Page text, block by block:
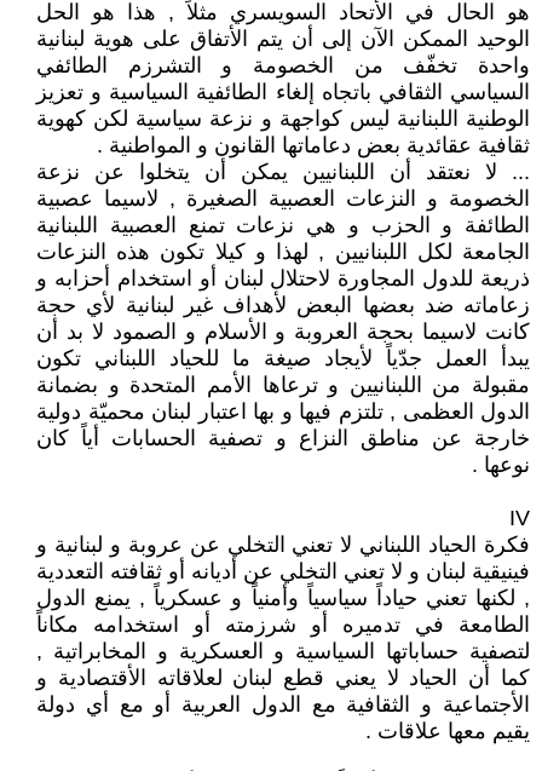
هو الحال في الأتحاد السويسري مثلاً , هذا هو الحل
الوحيد الممكن الآن إلى أن يتم الأتفاق على هوية لبنانية
واحدة تخفّف من الخصومة و التشرزم الطائفي
السياسي الثقافي باتجاه إلغاء الطائفية السياسية و تعزيز
الوطنية اللبنانية ليس كواجهة و نزعة سياسية لكن كهوية
ثقافية عقائدية بعض دعاماتها القانون و المواطنية .
... لا نعتقد أن اللبنانيين يمكن أن يتخلوا عن نزعة
الخصومة و النزعات العصبية الصغيرة , لاسيما عصبية
الطائفة و الحزب و هي نزعات تمنع العصبية اللبنانية
الجامعة لكل اللبنانيين , لهذا و كيلا تكون هذه النزعات
ذريعة للدول المجاورة لاحتلال لبنان أو استخدام أحزابه و
زعاماته ضد بعضها البعض لأهداف غير لبنانية لأي حجة
كانت لاسيما بحجة العروبة و الأسلام و الصمود لا بد أن
يبدأ العمل جدّياً لأيجاد صيغة ما للحياد اللبناني تكون
مقبولة من اللبنانيين و ترعاها الأمم المتحدة و بضمانة
الدول العظمى , تلتزم فيها و بها اعتبار لبنان محميّة دولية
خارجة عن مناطق النزاع و تصفية الحسابات أياً كان
نوعها .
IV
فكرة الحياد اللبناني لا تعني التخلي عن عروبة و لبنانية و
فينيقية لبنان و لا تعني التخلي عن أديانه أو ثقافته التعددية
, لكنها تعني حياداً سياسياً وأمنياً و عسكرياً , يمنع الدول
الطامعة في تدميره أو شرزمته أو استخدامه مكاناً
لتصفية حساباتها السياسية و العسكرية و المخابراتية ,
كما أن الحياد لا يعني قطع لبنان لعلاقاته الأقتصادية و
الأجتماعية و الثقافية مع الدول العربية أو مع أي دولة
يقيم معها علاقات .